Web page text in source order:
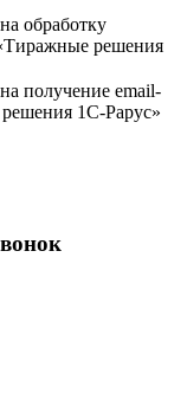
на обработку
решения
на получение email-
1С-Рарус»